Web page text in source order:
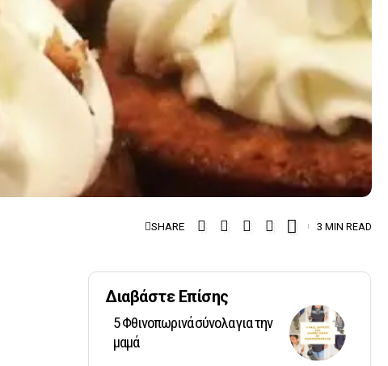
SHARE 3 MIN READ
Διαβάστε Επίσης
5 Φθινοπωρινά σύνολα για την
μαμά